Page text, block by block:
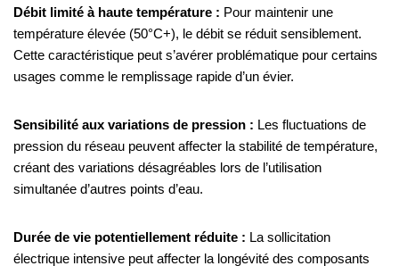
Débit limité à haute température : Pour maintenir une
température élevée (50°C+), le débit se réduit sensiblement.
Cette caractéristique peut s’avérer problématique pour certains
usages comme le remplissage rapide d’un évier.
Sensibilité aux variations de pression : Les fluctuations de
pression du réseau peuvent affecter la stabilité de température,
créant des variations désagréables lors de l’utilisation
simultanée d’autres points d’eau.
Durée de vie potentiellement réduite : La sollicitation
électrique intensive peut affecter la longévité des composants